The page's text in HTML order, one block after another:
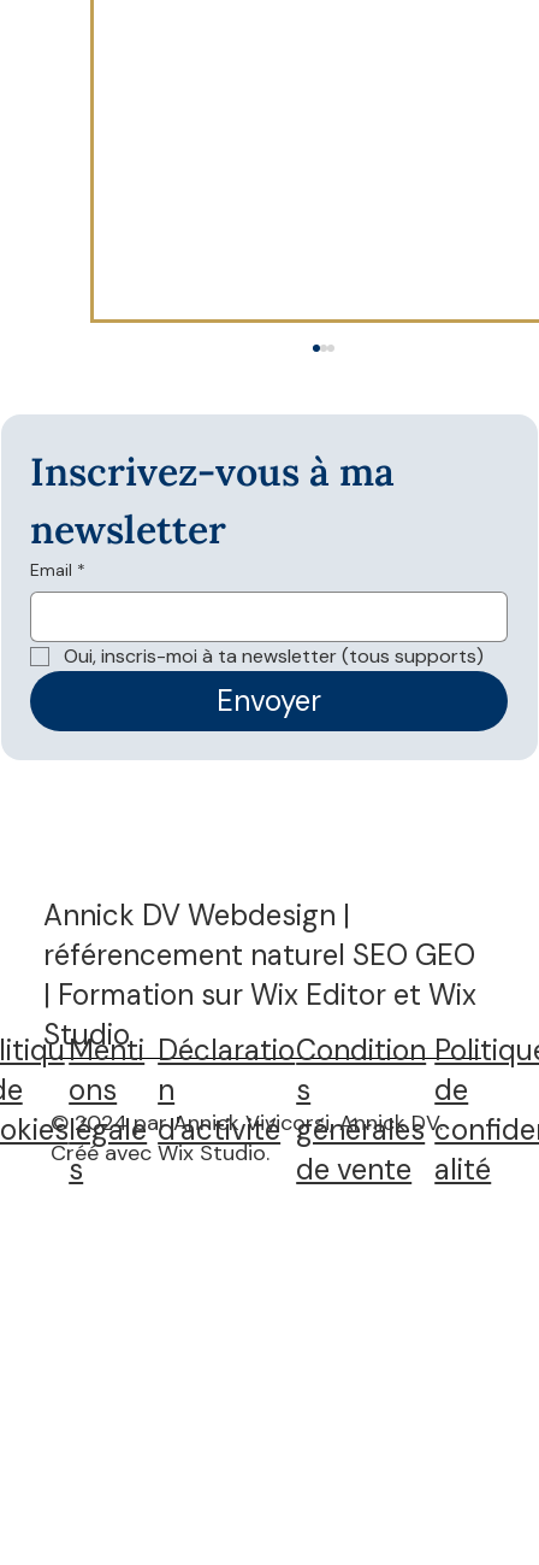
nécessaires pour apparaître dans les
réponses IA ?
Inscrivez-vous à ma
newsletter
Email *
Oui, inscris-moi à ta newsletter (tous supports)
Envoyer
Annick DV Webdesign |
référencement naturel SEO GEO
| Formation sur Wix Editor et Wix
Studio
Menti
ons
légale
s
Déclaratio
n
d'activité
de
alité
Condition
s
générales
de vente
© 2024 par Annick Vivicorsi, Annick DV.
Créé avec Wix Studio.